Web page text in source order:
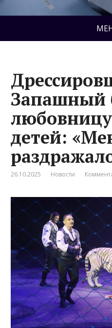
Запашный
детей:
26.10.2025 Новости